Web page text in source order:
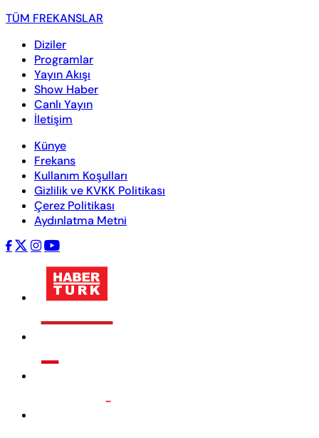
TÜM FREKANSLAR
Diziler
Programlar
Yayın Akışı
Show Haber
Canlı Yayın
İletişim
Künye
Frekans
Kullanım Koşulları
Gizlilik ve KVKK Politikası
Çerez Politikası
Aydınlatma Metni